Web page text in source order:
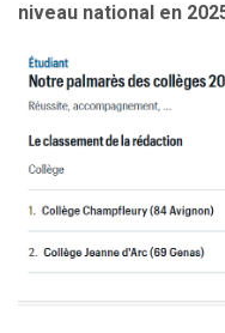
niveau national en